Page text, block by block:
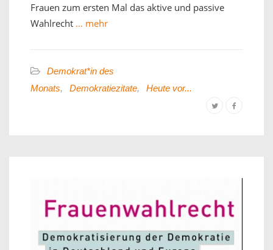
Frauen zum ersten Mal das aktive und passive
Wahlrecht … mehr
Demokrat*in des
Monats, Demokratiezitate, Heute vor...